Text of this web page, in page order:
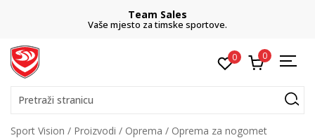
Team Sales
Vaše mjesto za timske sportove.
0 0
Pretraži stranicu
Sport Vision Proizvodi Oprema
Oprema za nogomet